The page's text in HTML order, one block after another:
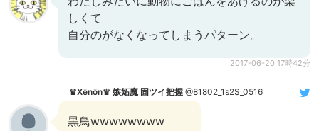
しくて
自分のがなくなってしまうパターン。
2017-06-20 17時42分
♛︎Xēnōn♛︎ 嫉妬魔 固ツイ把握 @81802_1s2S_0516
黒鳥wwwwwwww